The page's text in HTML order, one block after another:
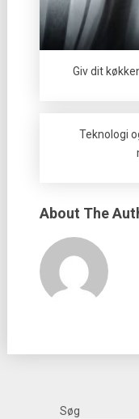
Giv dit
Teknologi
About The
Søg